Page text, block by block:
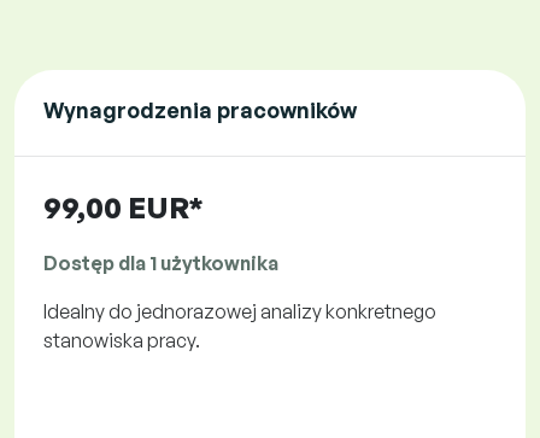
Wynagrodzenia pracowników
99,00 EUR*
Dostęp dla 1 użytkownika
Idealny do jednorazowej analizy konkretnego
stanowiska pracy.